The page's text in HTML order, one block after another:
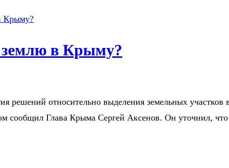
землю в Крыму?
решений относительно выделения земельных
сообщил Глава Крыма Сергей Аксенов. Он уточнил,